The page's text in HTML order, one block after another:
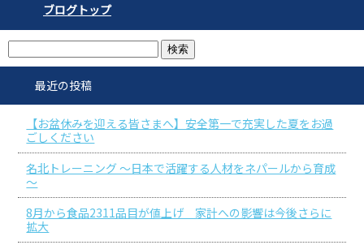
ブログトップ
最近の投稿
【お盆休みを迎える皆さまへ】安全第一で充実した夏をお過
ごしください
名北トレーニング ～日本で活躍する人材をネパールから育成
～
8月から食品2311品目が値上げ 家計への影響は今後さらに
拡大